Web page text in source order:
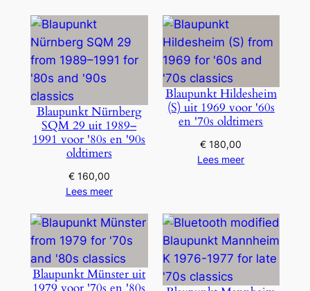
Blaupunkt Nürnberg
SQM 29 uit 1989–
1991 voor '80s en '90s
oldtimers
€160,00
Lees meer
Blaupunkt Hildesheim
(S) uit 1969 voor '60s
en '70s oldtimers
€ 180,00
Lees meer
Blaupunkt Münster uit